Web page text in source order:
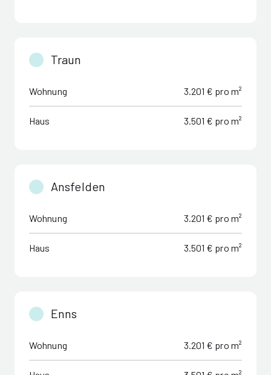
Traun
Wohnung 3.201 € pro m²
Haus 3.501 € pro m²
Ansfelden
Wohnung 3.201 € pro m²
Haus 3.501 € pro m²
Enns
Wohnung 3.201 € pro m²